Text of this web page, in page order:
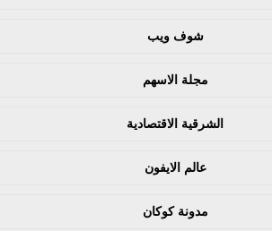
شوف ويب
مجلة الاسهم
الشرقية الاقتصادية
عالم الايفون
مدونة كوكان